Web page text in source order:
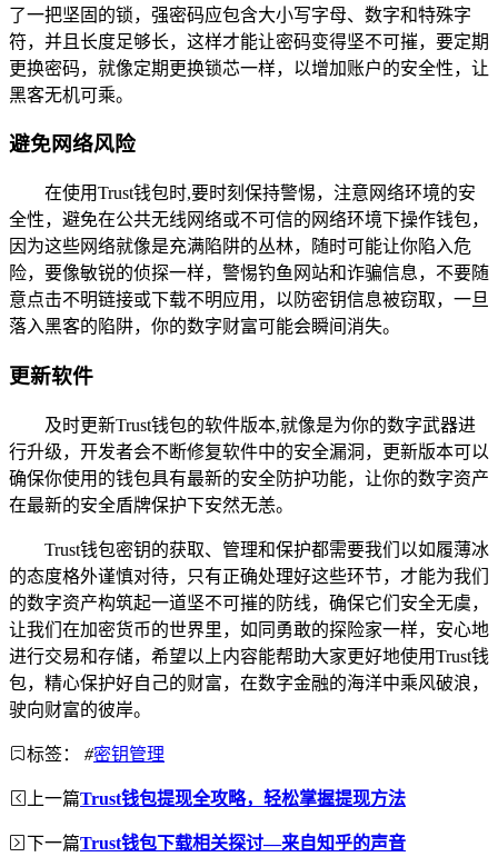
了一把坚固的锁，强密码应包含大小写字母、数字和特殊字
符，并且长度足够长，这样才能让密码变得坚不可摧，要定期
更换密码，就像定期更换锁芯一样，以增加账户的安全性，让
黑客无机可乘。
避免网络风险
在使用Trust钱包时,要时刻保持警惕，注意网络环境的安
全性，避免在公共无线网络或不可信的网络环境下操作钱包，
因为这些网络就像是充满陷阱的丛林，随时可能让你陷入危
险，要像敏锐的侦探一样，警惕钓鱼网站和诈骗信息，不要随
意点击不明链接或下载不明应用，以防密钥信息被窃取，一旦
落入黑客的陷阱，你的数字财富可能会瞬间消失。
更新软件
及时更新Trust钱包的软件版本,就像是为你的数字武器进
行升级，开发者会不断修复软件中的安全漏洞，更新版本可以
确保你使用的钱包具有最新的安全防护功能，让你的数字资产
在最新的安全盾牌保护下安然无恙。
Trust钱包密钥的获取、管理和保护都需要我们以如履薄冰
的态度格外谨慎对待，只有正确处理好这些环节，才能为我们
的数字资产构筑起一道坚不可摧的防线，确保它们安全无虞，
让我们在加密货币的世界里，如同勇敢的探险家一样，安心地
进行交易和存储，希望以上内容能帮助大家更好地使用Trust钱
包，精心保护好自己的财富，在数字金融的海洋中乘风破浪，
驶向财富的彼岸。
标签： #密钥管理
上一篇Trust钱包提现全攻略，轻松掌握提现方法
下一篇Trust钱包下载相关探讨—来自知乎的声音